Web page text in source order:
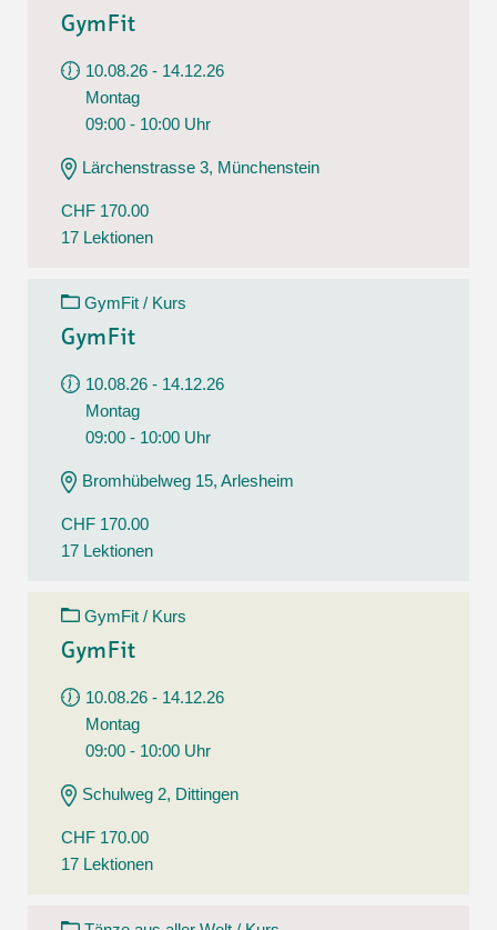
GymFit
10.08.26 - 14.12.26
Montag
09:00 - 10:00 Uhr
Lärchenstrasse 3, Münchenstein
CHF 170.00
17 Lektionen
GymFit / Kurs
GymFit
10.08.26 - 14.12.26
Montag
09:00 - 10:00 Uhr
Bromhübelweg 15, Arlesheim
CHF 170.00
17 Lektionen
GymFit / Kurs
GymFit
10.08.26 - 14.12.26
Montag
09:00 - 10:00 Uhr
Schulweg 2, Dittingen
CHF 170.00
17 Lektionen